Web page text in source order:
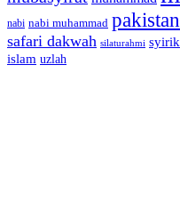
nabi nabi muhammad pakistan
safari dakwah silaturahmi syirik
islam uzlah